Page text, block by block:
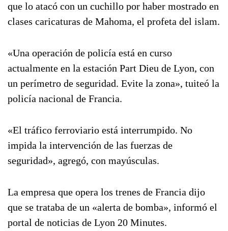
que lo atacó con un cuchillo por haber mostrado en
clases caricaturas de Mahoma, el profeta del islam.
«Una operación de policía está en curso
actualmente en la estación Part Dieu de Lyon, con
un perímetro de seguridad. Evite la zona», tuiteó la
policía nacional de Francia.
«El tráfico ferroviario está interrumpido. No
impida la intervención de las fuerzas de
seguridad», agregó, con mayúsculas.
La empresa que opera los trenes de Francia dijo
que se trataba de un «alerta de bomba», informó el
portal de noticias de Lyon 20 Minutes.